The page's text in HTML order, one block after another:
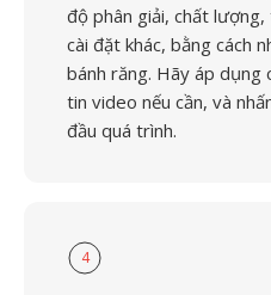
độ phân giải, chất lượng,
cài đặt khác, bằng cách
bánh răng. Hãy áp dụng
tin video nếu cần, và
đầu quá trình.
4